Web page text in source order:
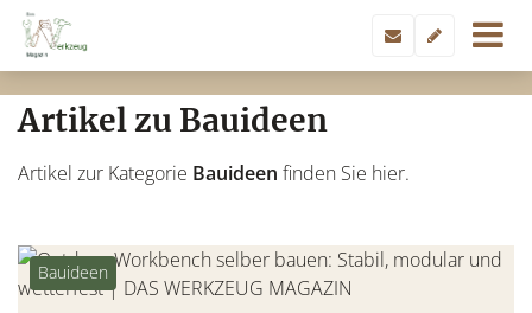
Artikel zu Bauideen
Artikel zur Kategorie Bauideen finden Sie hier.
Bauideen